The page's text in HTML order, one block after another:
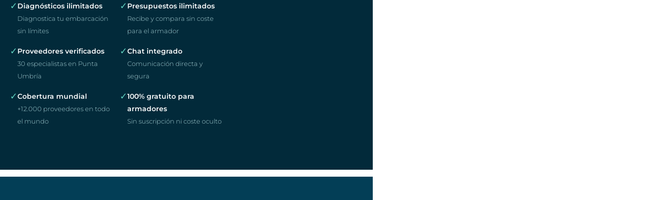
✓ Diagnósticos ilimitados
Diagnostica tu embarcación
sin límites
✓ Presupuestos ilimitados
Recibe y compara sin coste
para el armador
✓ Proveedores verificados
30 especialistas en Punta
Umbría
✓Chat integrado
Comunicación directa y
segura
✓Cobertura mundial
+12.000 proveedores en todo
el mundo
✓100% gratuito para
armadores
Sin suscripción ni coste oculto